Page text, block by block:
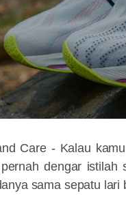
Care - Kalau
dengar istilah
sama sepatu lari